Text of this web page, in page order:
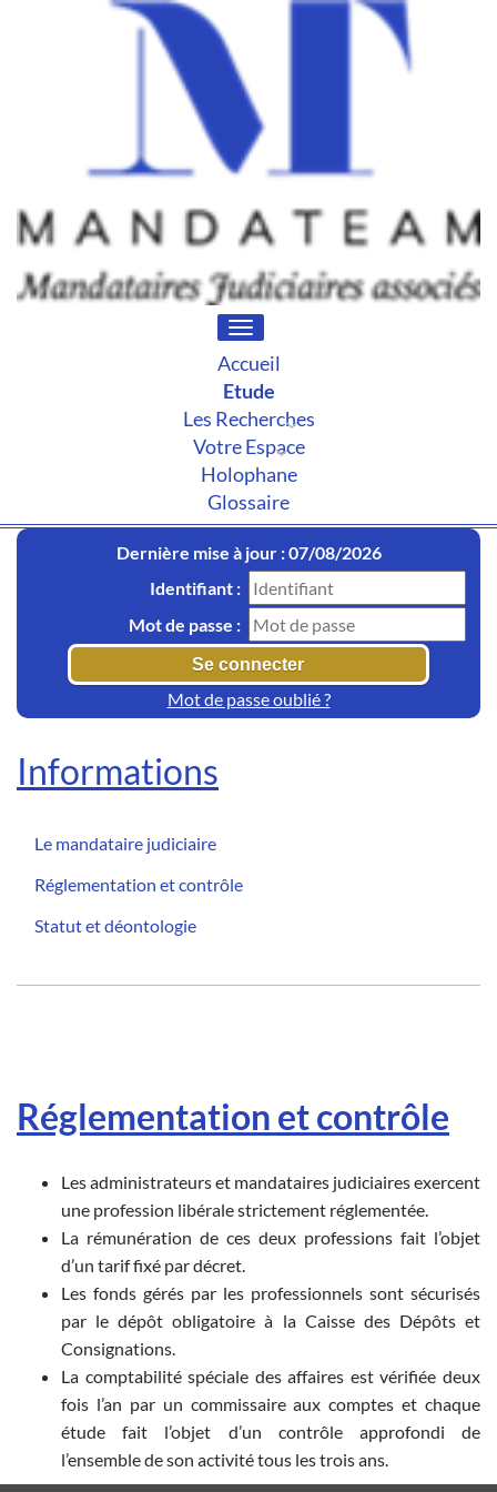
Toggle
navigation
Accueil
Etude
Les Recherches
Votre Espace
Holophane
Glossaire
Dernière mise à jour : 07/08/2026
Identifiant :
Mot de passe :
Mot de passe oublié ?
Informations
Le mandataire judiciaire
Réglementation et contrôle
Statut et déontologie
Réglementation et contrôle
Les administrateurs et mandataires judiciaires exercent
une profession libérale strictement réglementée.
La rémunération de ces deux professions fait l’objet
d’un tarif fixé par décret.
Les fonds gérés par les professionnels sont sécurisés
par le dépôt obligatoire à la Caisse des Dépôts et
Consignations.
La comptabilité spéciale des affaires est vérifiée deux
fois l’an par un commissaire aux comptes et chaque
étude fait l’objet d’un contrôle approfondi de
l’ensemble de son activité tous les trois ans.